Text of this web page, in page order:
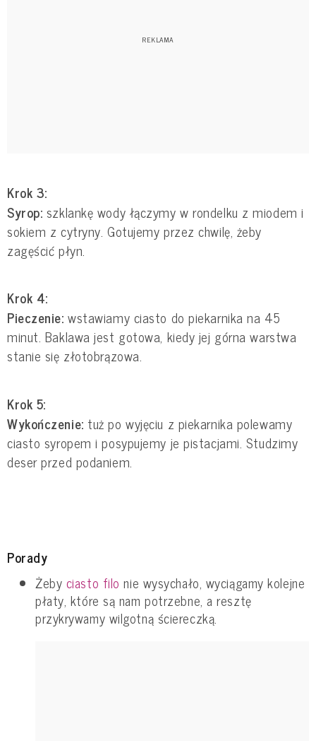
Krok 3:
Syrop: szklankę wody łączymy w rondelku z miodem i
sokiem z cytryny. Gotujemy przez chwilę, żeby
zagęścić płyn.
Krok 4:
Pieczenie: wstawiamy ciasto do piekarnika na 45
minut. Baklawa jest gotowa, kiedy jej górna warstwa
stanie się złotobrązowa.
Krok 5:
Wykończenie: tuż po wyjęciu z piekarnika polewamy
ciasto syropem i posypujemy je pistacjami. Studzimy
deser przed podaniem.
Porady
Żeby ciasto filo nie wysychało, wyciągamy kolejne
płaty, które są nam potrzebne, a resztę
przykrywamy wilgotną ściereczką.